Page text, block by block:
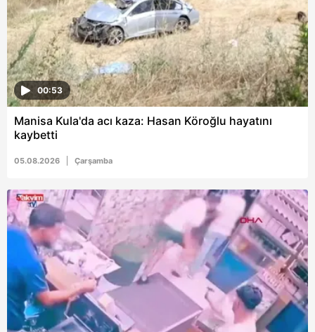
00:53
Manisa Kula'da acı kaza: Hasan Köroğlu hayatını
kaybetti
05.08.2026 Çarşamba